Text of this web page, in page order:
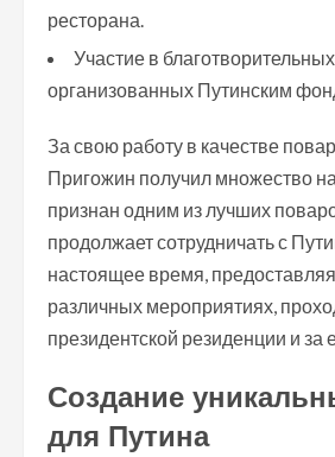
ресторана.
Участие в
организованных Путинским
За свою работу в качестве
Пригожин получил множество
признан одним из лучших
продолжает сотрудничать с
настоящее время,
различных мероприятиях,
президентской резиденции и за
Создание
для Путина